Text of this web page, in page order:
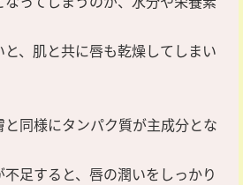
、肌と共に唇も乾燥してしまい
同様にタンパク質が主成分とな
足すると、唇の潤いをしっかり